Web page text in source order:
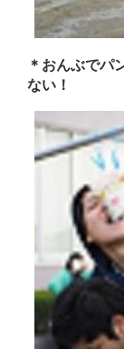
＊おんぶで
ない！